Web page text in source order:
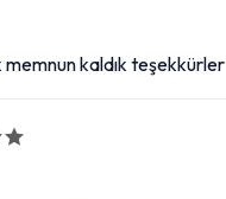
kaldık teşekkürler